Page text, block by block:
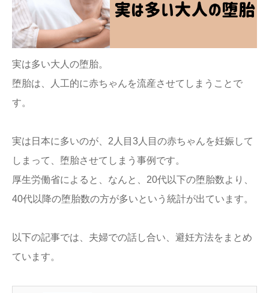
実は多い大人の堕胎。
堕胎は、人工的に赤ちゃんを流産させてしまうことで
す。
実は日本に多いのが、2人目3人目の赤ちゃんを妊娠して
しまって、堕胎させてしまう事例です。
厚生労働省によると、なんと、20代以下の堕胎数より、
40代以降の堕胎数の方が多いという統計が出ています。
以下の記事では、夫婦での話し合い、避妊方法をまとめ
ています。